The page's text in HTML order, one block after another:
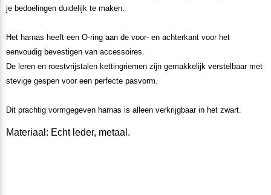
je bedoelingen duidelijk te maken.
Het harnas heeft een O-ring aan de voor- en achterkant voor het
eenvoudig bevestigen van accessoires.
De leren en roestvrijstalen kettingriemen zijn gemakkelijk verstelbaar met
stevige gespen voor een perfecte pasvorm.
Dit prachtig vormgegeven harnas is alleen verkrijgbaar in het zwart.
Materiaal: Echt leder, metaal.